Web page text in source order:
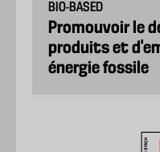
BIO-BASED
Promouvoir le
produits et
énergie fossile